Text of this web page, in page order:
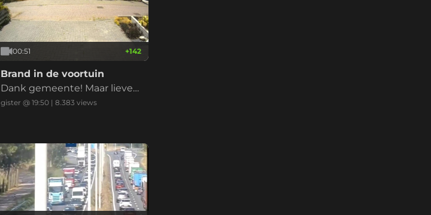
00:51 +142
Brand in de voortuin
Dank gemeente! Maar liever
niet nu met de droogte
gister @ 19:50 |8.383 views